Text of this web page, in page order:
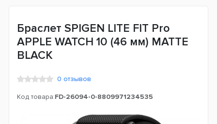
Браслет SPIGEN LITE FIT Pro
APPLE WATCH 10 (46 мм) MATTE
BLACK
0 отзывов
Код товара:FD-26094-0-8809971234535